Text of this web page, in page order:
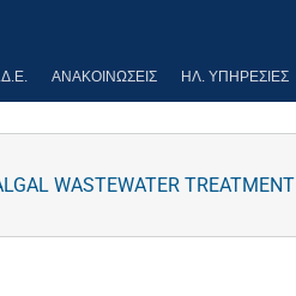
ΑΝΑΚΟΙΝΏΣΕΙΣ ΗΛ. ΥΠΗΡΕΣΊΕΣ
WASTEWATER TREATMENT